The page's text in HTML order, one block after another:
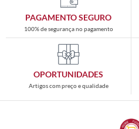
PAGAMENTO SEGURO
100% de segurança no pagamento
OPORTUNIDADES
Artigos com preço e qualidade